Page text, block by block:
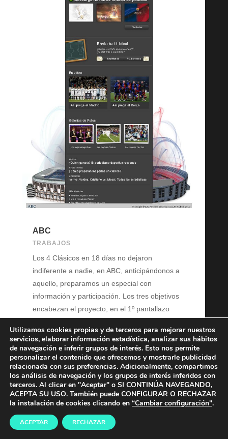
ABC
TRABAJOS
Los 4 Clásicos en 18 días no dejaron
indiferente a nadie, en ABC, anticipándonos a
aquello, preparamos un especial con
información y participación. Los tres objetivos
encabezan el proyecto, en el 1º pantallazo
Madrid y F.C....
Utilizamos cookies propias y de terceros para mejorar nuestros
servicios, elaborar información estadística, analizar sus hábitos
de navegación e inferir grupos de interés. Esto nos permite
personalizar el contenido que ofrecemos y mostrarle publicidad
relacionada con sus preferencias. Adicionalmente, compartimos
los análisis de navegación y los grupos de interés inferidos con
terceros. Al clicar en "Aceptar" o SI CONTINÚA NAVEGANDO,
ACEPTA SU USO. También puede CONFIGURAR O RECHAZAR
la instalación de cookies clicando en “Cambiar configuración".
ACEPTAR RECHAZAR